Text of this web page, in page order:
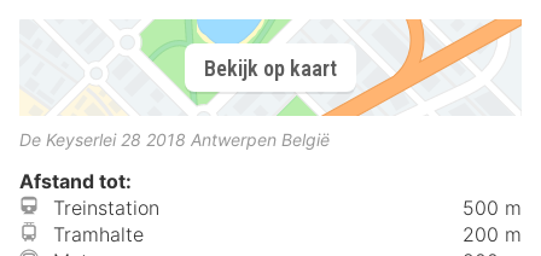
Bekijk op kaart
De Keyserlei 28 2018 Antwerpen België
Afstand tot:
Treinstation
500 m
Tramhalte
200 m